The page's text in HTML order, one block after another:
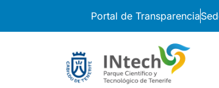
Portal de Transparencia